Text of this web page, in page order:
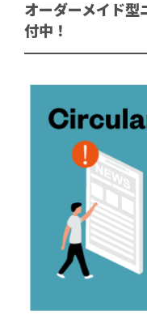
オーダーメイド型
付中！